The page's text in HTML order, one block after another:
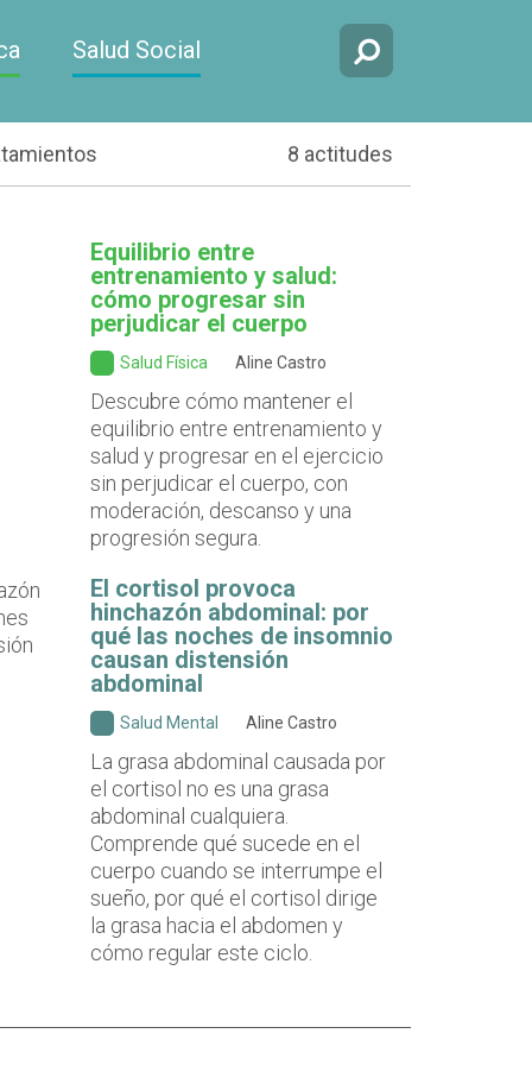
Salud Social
8 actitudes
Equilibrio entre
entrenamiento y salud:
cómo progresar sin
perjudicar el cuerpo
Salud Física Aline Castro
Descubre cómo mantener el
equilibrio entre entrenamiento y
salud y progresar en el ejercicio
sin perjudicar el cuerpo, con
moderación, descanso y una
progresión segura.
El cortisol provoca
hinchazón abdominal: por
qué las noches de insomnio
causan distensión
abdominal
Salud Mental Aline Castro
La grasa abdominal causada por
el cortisol no es una grasa
abdominal cualquiera.
Comprende qué sucede en el
cuerpo cuando se interrumpe el
sueño, por qué el cortisol dirige
la grasa hacia el abdomen y
cómo regular este ciclo.